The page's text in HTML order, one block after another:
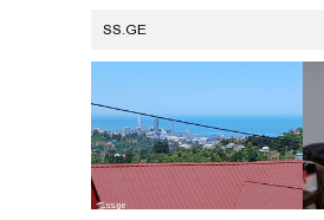
SS.GE